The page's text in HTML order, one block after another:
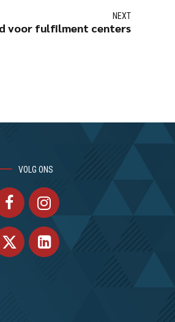
NEXT
voor fulfilment centers
VOLG ONS